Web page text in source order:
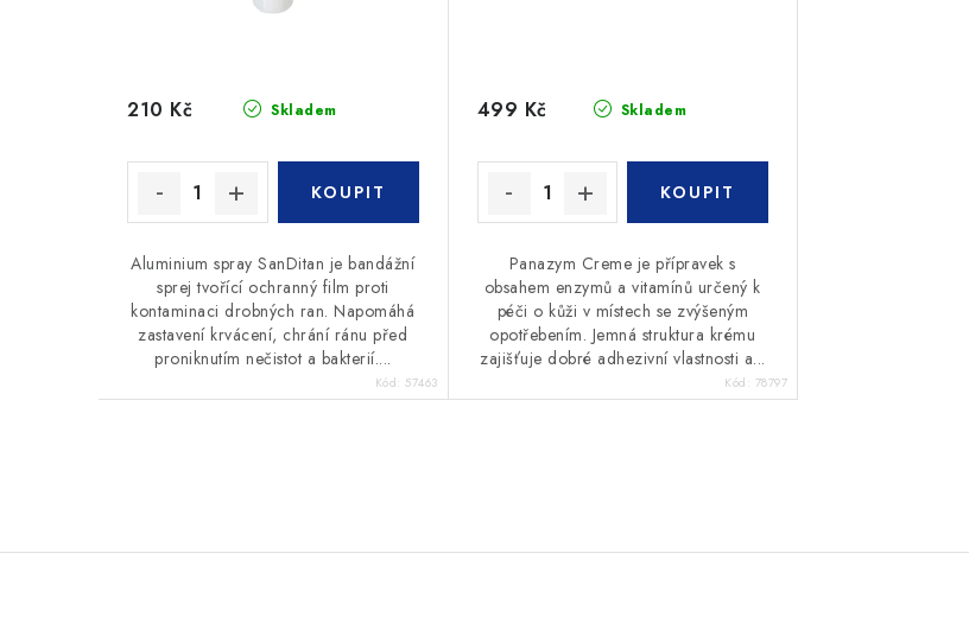
Skladem
210 Kč
Aluminium spray SanDitan je bandážní
sprej tvořící ochranný film proti
kontaminaci drobných ran. Napomáhá
zastavení krvácení, chrání ránu před
proniknutím nečistot a bakterií....
Kód: 57463
Skladem
499 Kč
Panazym Creme je přípravek s
obsahem enzymů a vitamínů určený k
péči o kůži v místech se zvýšeným
opotřebením. Jemná struktura krému
zajišťuje dobré adhezivní vlastnosti a...
Kód: 78797